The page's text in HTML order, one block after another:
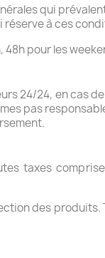
qui
à ces
pour les
24/24, en cas
pas
taxes
des